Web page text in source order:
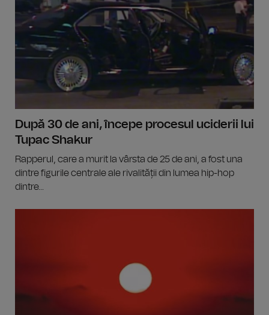
După 30 de ani, începe procesul uciderii lui
Tupac Shakur
Rapperul, care a murit la vârsta de 25 de ani, a fost una
dintre figurile centrale ale rivalității din lumea hip-hop
dintre...